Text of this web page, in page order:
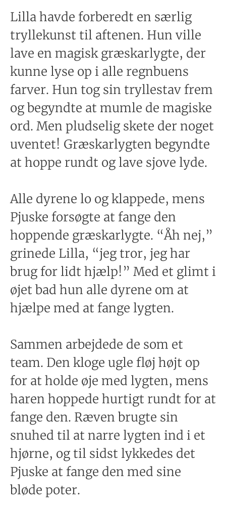
Lilla havde forberedt en særlig
tryllekunst til aftenen. Hun ville
lave en magisk græskarlygte, der
kunne lyse op i alle regnbuens
farver. Hun tog sin tryllestav frem
og begyndte at mumle de magiske
ord. Men pludselig skete der noget
uventet! Græskarlygten begyndte
at hoppe rundt og lave sjove lyde.
Alle dyrene lo og klappede, mens
Pjuske forsøgte at fange den
hoppende græskarlygte. “Åh nej,”
grinede Lilla, “jeg tror, jeg har
brug for lidt hjælp!” Med et glimt i
øjet bad hun alle dyrene om at
hjælpe med at fange lygten.
Sammen arbejdede de som et
team. Den kloge ugle fløj højt op
for at holde øje med lygten, mens
haren hoppede hurtigt rundt for at
fange den. Ræven brugte sin
snuhed til at narre lygten ind i et
hjørne, og til sidst lykkedes det
Pjuske at fange den med sine
bløde poter.